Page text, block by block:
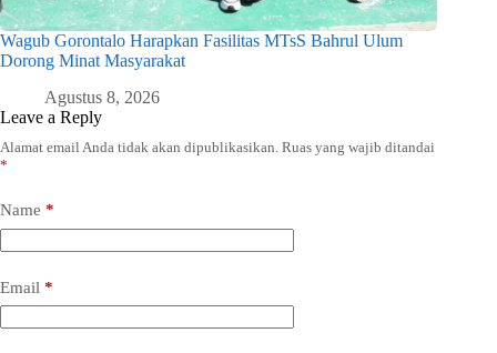
Wagub Gorontalo Harapkan Fasilitas MTsS Bahrul Ulum
Dorong Minat Masyarakat
Agustus 8, 2026
Leave a Reply
Alamat email Anda tidak akan dipublikasikan. Ruas yang wajib ditandai
*
Name *
Email *